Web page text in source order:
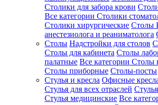
Столики для забора крови
Все категории Столики
Столики хирургические Столы
анестезиолога и реаниматолога
Столы Надстройки для столов
Столы для кабинета Столы
палатные Все категории Столы
Столы приборные Столы-посты
Стулья и кресла Офисные
Стулья для всех отраслей
Стулья медицинские Все